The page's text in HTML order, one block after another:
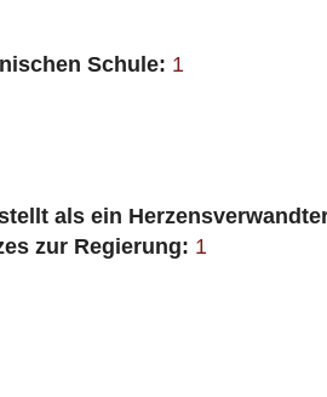
Schule: 1
als ein
zur Regierung: 1